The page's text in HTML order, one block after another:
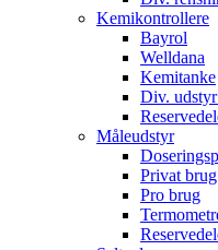
Kemikontrollere
Bayrol
Welldana
Kemitanke
Div.
Måleudstyr
Privat brug
Pro brug